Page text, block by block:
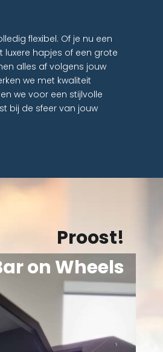
flexibel. Of je nu een
luxere hapjes of een grote
alles af volgens jouw
we met kwaliteit
we voor een stijlvolle
bij de sfeer van jouw
Proost!
on Wheels